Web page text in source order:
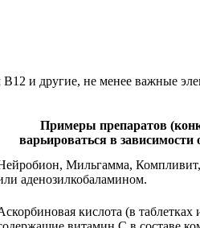
В12 и другие, не менее важные
Примеры препаратов
варьироваться в
Мильгамма,
аденозилкобаламином.
кислота (в